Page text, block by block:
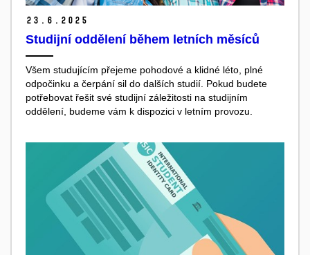
23. 6. 2025
Studijní oddělení během letních měsíců
Všem studujícím přejeme pohodové a klidné léto, plné
odpočinku a čerpání sil do dalších studií. Pokud budete
potřebovat řešit své studijní záležitosti na studijním
oddělení, budeme vám k dispozici v letním provozu.